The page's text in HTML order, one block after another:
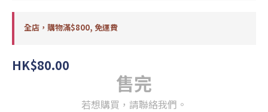
全店，購物滿$800, 免運費
HK$80.00
售完
若想購買，請聯絡我們。